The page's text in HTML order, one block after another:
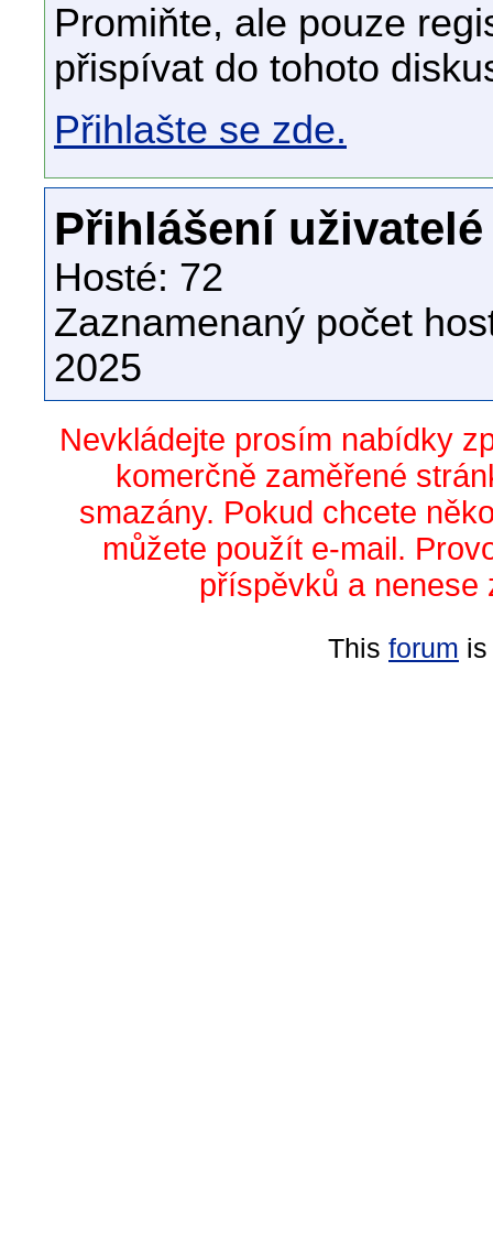
Promiňte, ale pouze
přispívat do tohoto
Přihlašte se zde.
Přihlášení uživatelé
Hosté: 72
Zaznamenaný počet
2025
Nevkládejte prosím nabídky
komerčně zaměřené
smazány. Pokud chcete
můžete použít e-mail.
příspěvků a nenese
This forum